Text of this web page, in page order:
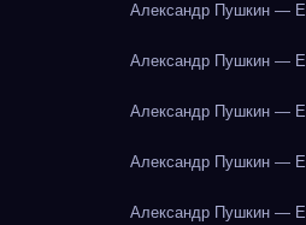
Александр Пушкин —
Александр Пушкин —
Александр Пушкин —
Александр Пушкин —
Александр Пушкин —